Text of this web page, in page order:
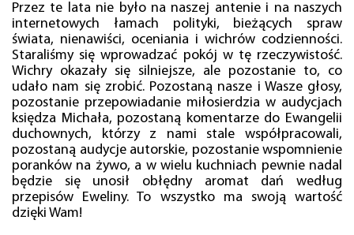
Przez te lata nie było na naszej antenie i na naszych
internetowych łamach polityki, bieżących spraw
świata, nienawiści, oceniania i wichrów codzienności.
Staraliśmy się wprowadzać pokój w tę rzeczywistość.
Wichry okazały się silniejsze, ale pozostanie to, co
udało nam się zrobić. Pozostaną nasze i Wasze głosy,
pozostanie przepowiadanie miłosierdzia w audycjach
księdza Michała, pozostaną komentarze do Ewangelii
duchownych, którzy z nami stale współpracowali,
pozostaną audycje autorskie, pozostanie wspomnienie
poranków na żywo, a w wielu kuchniach pewnie nadal
będzie się unosił obłędny aromat dań według
przepisów Eweliny. To wszystko ma swoją wartość
dzięki Wam!